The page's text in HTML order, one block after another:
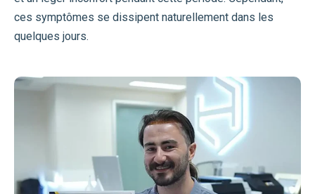
ces symptômes se dissipent naturellement dans les
quelques jours.